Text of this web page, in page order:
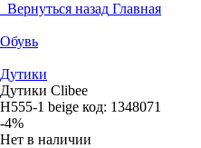
Вернуться назад Главная
Обувь
Дутики
Дутики Clibee
H555-1 beige код: 1348071
-4%
Нет в наличии